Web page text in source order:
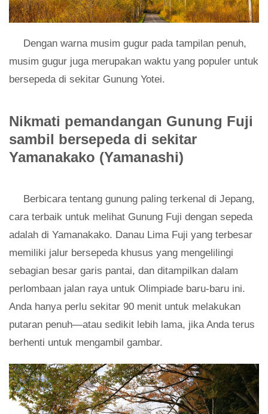
Dengan warna musim gugur pada tampilan penuh,
musim gugur juga merupakan waktu yang populer untuk
bersepeda di sekitar Gunung Yotei.
Nikmati pemandangan Gunung Fuji
sambil bersepeda di sekitar
Yamanakako (Yamanashi)
Berbicara tentang gunung paling terkenal di Jepang,
cara terbaik untuk melihat Gunung Fuji dengan sepeda
adalah di Yamanakako. Danau Lima Fuji yang terbesar
memiliki jalur bersepeda khusus yang mengelilingi
sebagian besar garis pantai, dan ditampilkan dalam
perlombaan jalan raya untuk Olimpiade baru-baru ini.
Anda hanya perlu sekitar 90 menit untuk melakukan
putaran penuh—atau sedikit lebih lama, jika Anda terus
berhenti untuk mengambil gambar.